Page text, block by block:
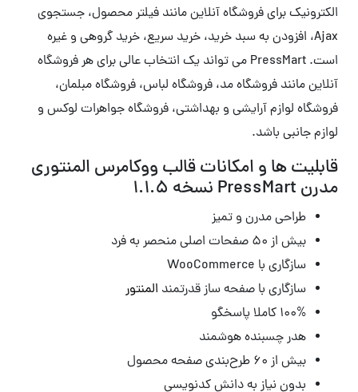
الکترونیک برای فروشگاه آنلاین مانند فیلتر محصول، جستجوی
Ajax، افزودن به سبد خرید، خرید سریع، خرید گروهی و غیره
است. PressMart می تواند یک انتخاب عالی برای هر فروشگاه
آنلاین مانند فروشگاه مد، فروشگاه لباس، فروشگاه مبلمان،
فروشگاه لوازم آرایشی و بهداشتی، فروشگاه جواهرات لوکس و
لوازم جانبی باشد.
قابلیت ها و امکانات قالب ووکامرس المنتوری
مدرن PressMart نسخه 1.1.5
طراحی مدرن و تمیز
بیش از ۵۰ صفحات اصلی منحصر به فرد
سازگاری با WooCommerce
سازگاری با صفحه ساز قدرتمند المنتور
۱۰۰% کاملا پاسخگو
هدر چسبنده هوشمند
بیش از ۶۰ طرح‌بندی صفحه محصول
بدون نیاز به دانش کدنویسی